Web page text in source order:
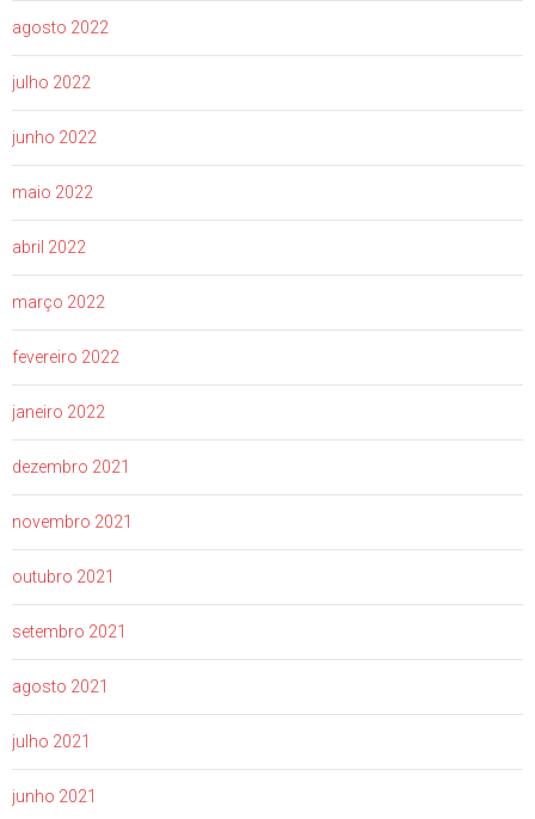
agosto 2022
julho 2022
junho 2022
maio 2022
abril 2022
março 2022
fevereiro 2022
janeiro 2022
dezembro 2021
novembro 2021
outubro 2021
setembro 2021
agosto 2021
julho 2021
junho 2021